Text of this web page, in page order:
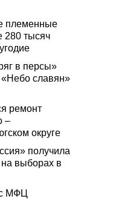
племенные
280 тысяч
в персы»
«Небо славян»
ремонт
–
округе
получила
выборах в
МФЦ